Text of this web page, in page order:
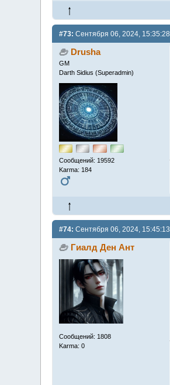
#73: Сентября 06, 2024, 15:35:28
Drusha
GM
Darth Sidius (Superadmin)
Сообщений: 19592
Karma: 184
#74: Сентября 06, 2024, 15:45:13
Гиалд Ден Ант
Сообщений: 1808
Karma: 0